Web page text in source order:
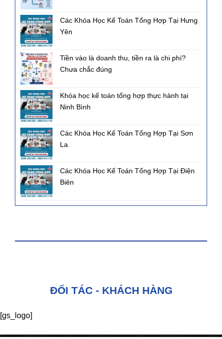
Các Khóa Học Kế Toán Tổng Hợp Tại Hưng
Yên
Tiền vào là doanh thu, tiền ra là chi phí?
Chưa chắc đúng
Khóa học kế toán tổng hợp thực hành tại
Ninh Bình
Các Khóa Học Kế Toán Tổng Hợp Tại Sơn
La
Các Khóa Học Kế Toán Tổng Hợp Tại Điện
Biên
ĐỐI TÁC - KHÁCH HÀNG
[gs_logo]